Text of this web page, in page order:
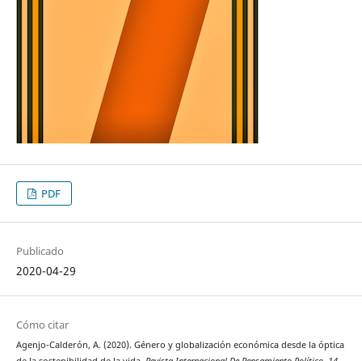
PDF
Publicado
2020-04-29
Cómo citar
Agenjo-Calderón, A. (2020). Género y globalización económica desde la óptica